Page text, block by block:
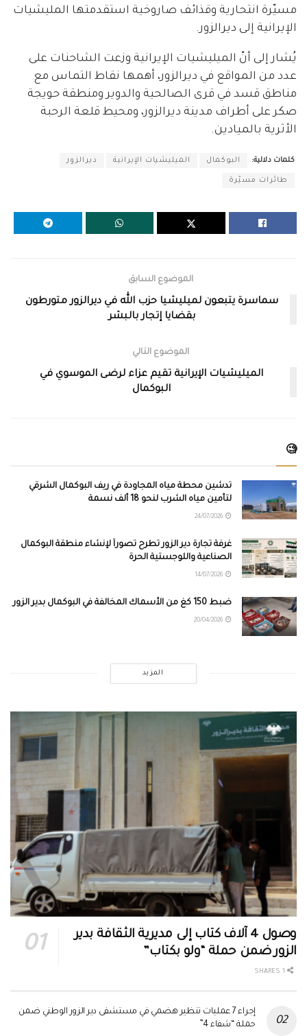
مسيّرة انتحارية وقذائف صاروخية استقدمتها المليشيات
الإيرانية إلى ديرالزور.
يُشار إلى أنّ الميليشيات الإيرانية وزعت الشاحنات على
عدد من المواقع في ديرالزور، أهمها نقاط التماس مع
مناطق قسد في قرى الصالحية والدوير ومنطقة حويجة
صكر على أطراف مدينة ديرالزور، ومحيط قلعة الرحبة
الأثرية بالميادين.
كلمات دلالية: البوكمال الميليشيات الإيرانية ديرالزور
طائرات مسيّرة
الموضوع السابق
سماسرة يتبعون لميليشيا حزب الله في ديرالزور متورطون
بقضايا إتجار بالبشر
الموضوع التالي
الميليشيات الإيرانية تقيم عزاء لرضى الموسوي في
البوكمال
🧐
تدشين محطة مياه المجاودة في ريف البوكمال الشرقي
لتأمين مياه الشرب لنحو 18 ألف نسمة
غرفة تجارة دير الزور تطرح تصوراً لإنشاء منطقة البوكمال
الصناعية واللوجستية الحرة
ضبط 150 كغ من الأسماك المخالفة في البوكمال بدير الزور
المزيد
وصول 4 آلاف كتاب إلى مديرية الثقافة بدير
الزور ضمن حملة “ولو بكتاب”
إجراء 7 عمليات تنظير هضمي في مستشفى دير الزور الوطني ضمن
حملة “شفاء 4”